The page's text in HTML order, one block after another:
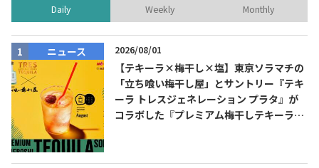
Daily Weekly Monthly
ニュース 2026/08/01
【テキーラ×梅干し×塩】東京ソラマチの
「立ち喰い梅干し屋」とサントリー『テキ
ーラ トレスジェネレーション プラタ』が
コラボした『プレミアム梅干しテキーラソ